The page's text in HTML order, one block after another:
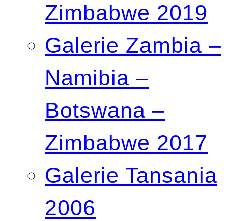
Zimbabwe 2019
Galerie Zambia –
Namibia –
Botswana –
Zimbabwe 2017
Galerie Tansania
2006